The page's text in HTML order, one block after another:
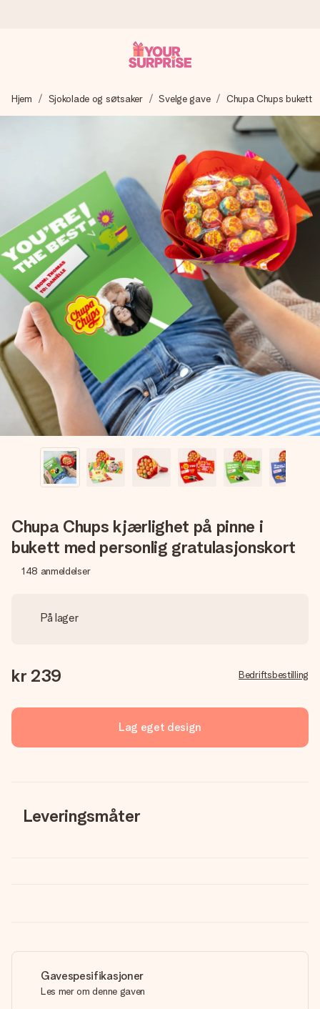
Vi lager dine gaver med omtanke og sender den avgårde så
raskt som mulig - slik at du kan gi gaven i tide, når den betyr
4,5 (basert på +15 000 anmeldelser)
Gavene våre inspirerer. Kundene gir oss 4,5 på Google
Reviews.
Gratis kort med hilsen
Lag noe unikt med bare noen få steg - med hennes navn,
et bilde av dere eller en beskjed som virkelig berører
hjertet. Ikke noe tull, bare masse kjærlighet i øyeblikket.
Hjem Sjokolade og søtsaker Svelge gave Chupa Chups bukett
Chupa Chups kjærlighet på pinne i
bukett med personlig gratulasjonskort
148 anmeldelser
På lager
kr 239 Bedriftsbestilling
Lag eget design
Leveringsmåter
Gavespesifikasjoner
Les mer om denne gaven